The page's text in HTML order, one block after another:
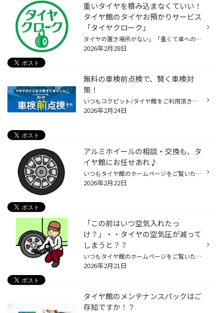
重いタイヤを積み込まなくていい！
タイヤ館のタイヤお預かりサービス
「タイヤクローク」
タイヤの置き場所がない」「重くて車への積み込みが大変」「外に置くと劣化が心配」･････。 そんなお悩みありませんか？？ 重いタイヤを積み込まなくていい！タイヤ館のタイヤお預かりサービス「タイヤクローク」 当店のタイヤ保管サービスは、お客様の大切なタイヤを専用倉庫で大切に守り、交換時...
2026年2月28日
無料の車検前点検で、賢く車検対
策！
いつもコクピット/タイヤ館をご利用頂きありがとうございます。 今回は、コクピット/タイヤ館がオススメする「車検前点検」についてご紹介いたします。 【車検前点検は、出費を集中させない、かしこい車検対策です】 ・車検って何？よく分からなくて不安・・・。 ・できれば車検の出費を抑えたい・...
2026年2月24日
アルミホイールの相談・交換も、タ
イヤ館にお任せあれ♪
いつもタイヤ館のホームページをご覧いただき、ありがとうございます。 タイヤ館はホイールの相談も大歓迎です♪ こんなお悩みで、お困りの皆様へ！ 経年劣化、腐食、ガリ傷、などで塗装剥がれて、傷んでる。 見た目もあまり良くないな～ タイヤに傷はなさそうなのにパンクしてる？ 空気が徐々に減っ...
2026年2月22日
「この前はいつ空気入れたっ
け？」・・タイヤの空気圧が減って
しまうと？？
いつもタイヤ館のホームページをご覧いただきありがとうございます。 タイヤの空気圧が減ってしまうと？？ お車を使用する際にとても重要なタイヤの空気圧 多くの車が運転席のドアを開けると指定空気圧の表示があります。 ↓↓↓↓↓↓ この空気圧が減っている状態で走行すると、どのようなことが起きるの...
2026年2月21日
タイヤ館のメンテナンスパックはご
存知ですか！？